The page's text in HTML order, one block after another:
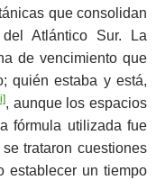
que consolidan
Atlántico Sur. La
de vencimiento que
quién estaba y está,
, aunque los espacios
fórmula utilizada fue
trataron cuestiones
establecer un tiempo